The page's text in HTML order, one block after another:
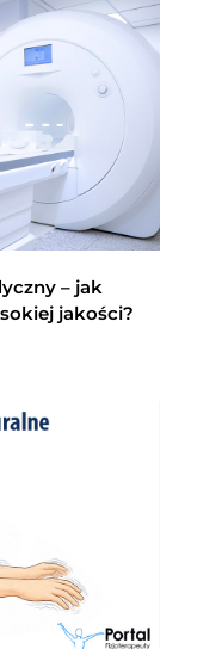
– jak
jakości?